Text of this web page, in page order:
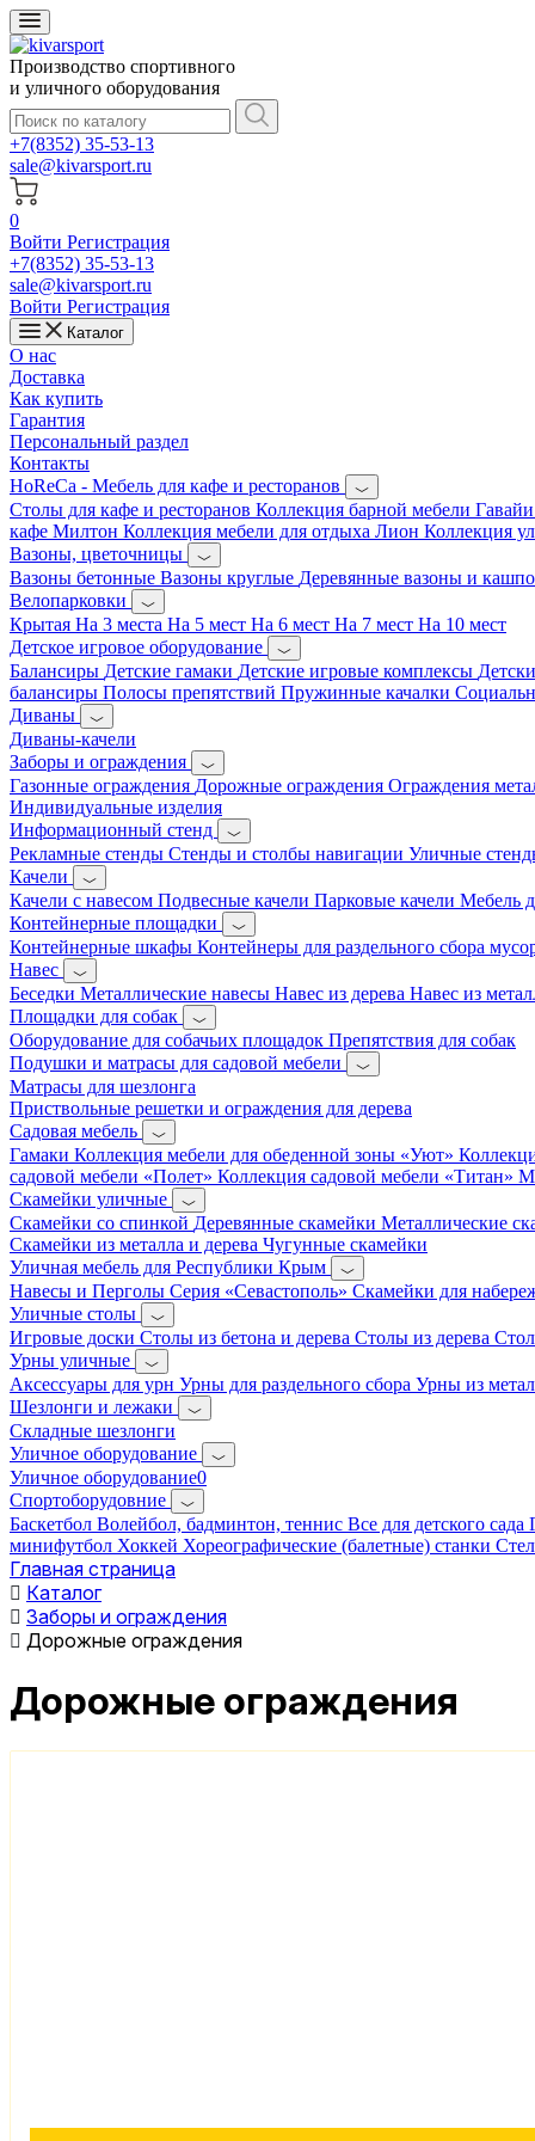
Производство спортивного
и уличного оборудования
+7(8352) 35-53-13
sale@kivarsport.ru
0
Войти Регистрация
+7(8352) 35-53-13
sale@kivarsport.ru
Войти Регистрация
Каталог
О нас
Доставка
Как купить
Гарантия
Персональный раздел
Контакты
HoReCa - Мебель для кафе и ресторанов
Cтолы для кафе и ресторанов Коллекция барной мебели
кафе Милтон Коллекция мебели для отдыха Лион Коллекция
Вазоны, цветочницы
Вазоны бетонные Вазоны круглые Деревянные вазоны и
Велопарковки
Крытая На 3 места На 5 мест На 6 мест На 7 мест На 10 мест
Детское игровое оборудование
Балансиры Детские гамаки Детские игровые комплексы
балансиры Полосы препятствий Пружинные качалки
Диваны
Диваны-качели
Заборы и ограждения
Газонные ограждения Дорожные ограждения Ограждения
Индивидуальные изделия
Информационный стенд
Рекламные стенды Стенды и столбы навигации Уличные
Качели
Качели с навесом Подвесные качели Парковые качели Мебель
Контейнерные площадки
Контейнерные шкафы Контейнеры для раздельного сбора
Навес
Беседки Металлические навесы Навес из дерева Навес из
Площадки для собак
Оборудование для собачьих площадок Препятствия для собак
Подушки и матрасы для садовой мебели
Матрасы для шезлонга
Приствольные решетки и ограждения для дерева
Садовая мебель
Гамаки Коллекция мебели для обеденной зоны «Уют»
садовой мебели «Полет» Коллекция садовой мебели «Титан»
Скамейки уличные
Скамейки со спинкой Деревянные скамейки Металлические
Скамейки из металла и дерева Чугунные скамейки
Уличная мебель для Республики Крым
Навесы и Перголы Серия «Севастополь» Скамейки для
Уличные столы
Игровые доски Столы из бетона и дерева Столы из дерева
Урны уличные
Аксессуары для урн Урны для раздельного сбора Урны из
Шезлонги и лежаки
Складные шезлонги
Уличное оборудование
Уличное оборудование0
Спортоборудовние
Баскетбол Волейбол, бадминтон, теннис Все для детского сада
минифутбол Хоккей Хореографические (балетные) станки
Главная страница
Каталог
Заборы и ограждения
Дорожные ограждения
Дорожные ограждения